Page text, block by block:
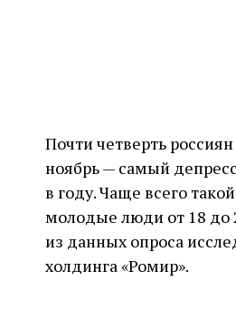
Почти четверть
ноябрь — самый
в году. Чаще всего
молодые люди от 18 до
из данных опроса
холдинга «Ромир».